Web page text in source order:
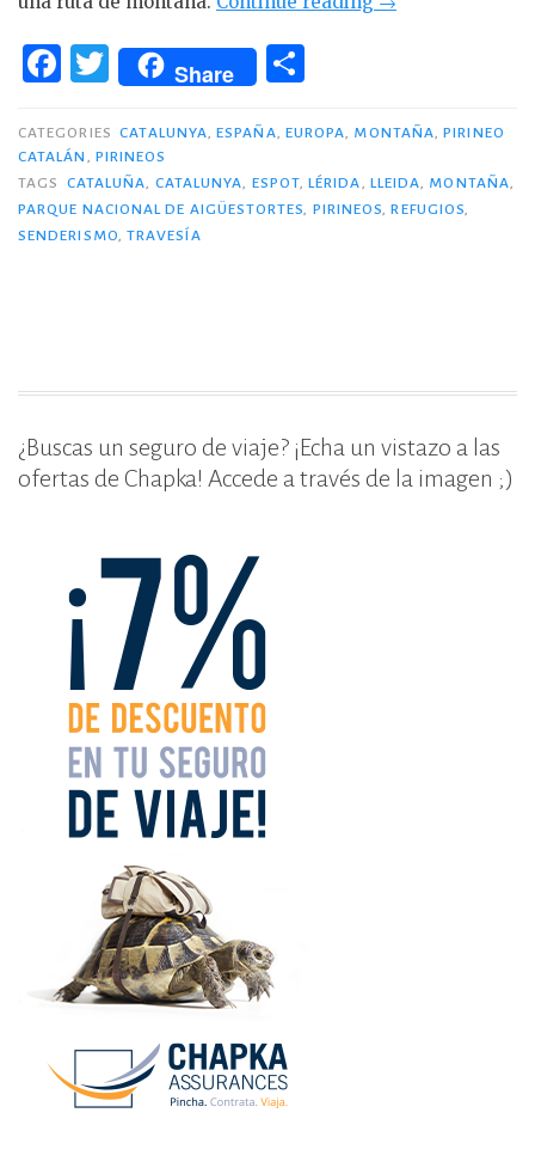
Parque
de
F
c
e
b
o
T
w
it
te
r
Share
m
p
ar
CATEGORIES CATALUNYA,ESPAÑA, EUROPA, MONTAÑA,PIRINEO
CATALÁN , PIRINEOS
TAGS
CATALUÑA, CATALUNYA, ESPOT,LÉRIDA, LLEIDA, MONTAÑA,
PARQUE NACIONAL DE AIGÜESTORTES, PIRINEOS,REFUGIOS,
SENDERISMO, TRAVESÍA
¿Buscas un seguro de viaje? ¡Echa un vistazo a las
ofertas de Chapka! Accede a través de la imagen ;)